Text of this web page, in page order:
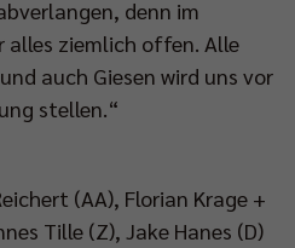
denn im
alles ziemlich offen. Alle
auch Giesen wird uns vor
stellen.“
(AA), Florian Krage +
Tille (Z), Jake Hanes (D)